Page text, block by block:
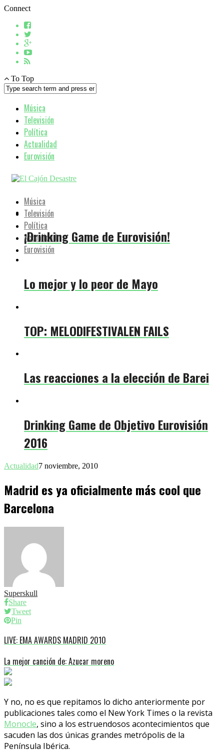
Connect
To Top
Música
Televisión
Política
Actualidad
Eurovisión
Música
Televisión
Política
Actualidad
Eurovisión
¡Drinking Game de Eurovisión!
Lo mejor y lo peor de Mayo
TOP: MELODIFESTIVALEN FAILS
Las reacciones a la elección de Barei
Drinking Game de Objetivo Eurovisión
2016
Actualidad7 noviembre, 2010
Madrid es ya oficialmente más cool que
Barcelona
Superskull
Share
Tweet
Pin
LIVE: EMA AWARDS MADRID 2010
La mejor canción de: Azucar moreno
Y no, no es que repitamos lo dicho anteriormente por
publicaciones tales como el New York Times o la revista
Monocle, sino a los estruendosos acontecimientos que
sacuden las dos únicas grandes metrópolis de la
Península Ibérica.